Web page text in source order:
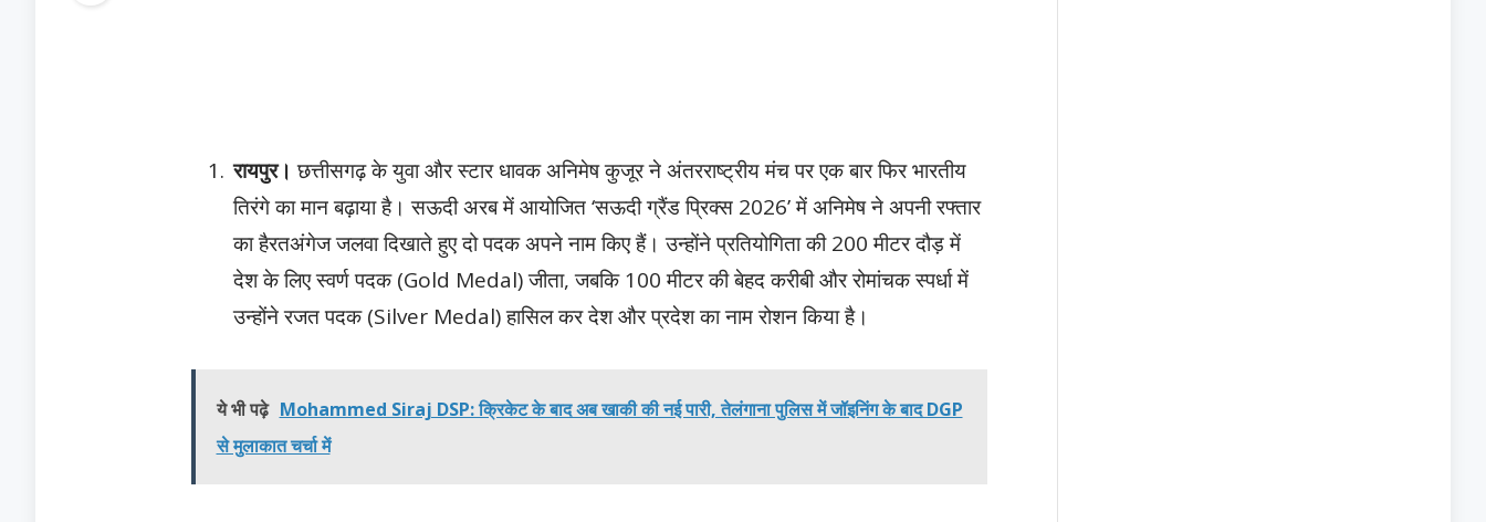
रायपुर। छत्तीसगढ़ के युवा और स्टार धावक अनिमेष कुजूर ने अंतरराष्ट्रीय मंच पर एक बार फिर भारतीय
तिरंगे का मान बढ़ाया है। सऊदी अरब में आयोजित ‘सऊदी ग्रैंड प्रिक्स 2026’ में अनिमेष ने अपनी रफ्तार
का हैरतअंगेज जलवा दिखाते हुए दो पदक अपने नाम किए हैं। उन्होंने प्रतियोगिता की 200 मीटर दौड़ में
देश के लिए स्वर्ण पदक (Gold Medal) जीता, जबकि 100 मीटर की बेहद करीबी और रोमांचक स्पर्धा में
उन्होंने रजत पदक (Silver Medal) हासिल कर देश और प्रदेश का नाम रोशन किया है।
ये भी पढ़े Mohammed Siraj DSP: क्रिकेट के बाद अब खाकी की नई पारी, तेलंगाना पुलिस में जॉइनिंग के बाद DGP
से मुलाकात चर्चा में